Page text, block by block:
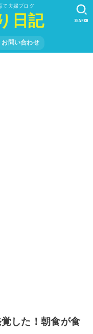
て夫婦ブログ
日記
お問い合わせ
SEARCH
した！朝食が食